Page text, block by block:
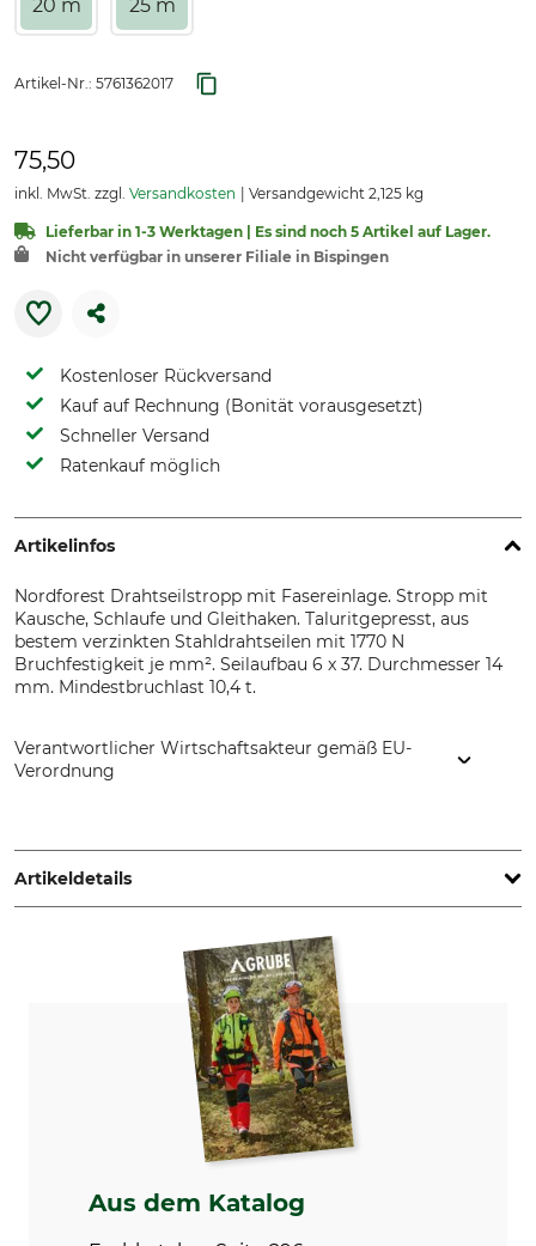
20 m 25 m
Artikel-Nr.: 5761362017
75,50
inkl. MwSt. zzgl. Versandkosten Versandgewicht 2,125 kg
Lieferbar in 1-3 Werktagen | Es sind noch 5 Artikel auf Lager.
Nicht verfügbar in unserer Filiale in Bispingen
Kostenloser Rückversand
Kauf auf Rechnung (Bonität vorausgesetzt)
Schneller Versand
Ratenkauf möglich
Artikelinfos
Nordforest Drahtseilstropp mit Fasereinlage. Stropp mit
Kausche, Schlaufe und Gleithaken. Taluritgepresst, aus
bestem verzinkten Stahldrahtseilen mit 1770 N
Bruchfestigkeit je mm². Seilaufbau 6 x 37. Durchmesser 14
mm. Mindestbruchlast 10,4 t.
Verantwortlicher Wirtschaftsakteur gemäß EU-
Verordnung
www.grube.de
Artikeldetails
Produkttyp
Drahtseilstropp
Modellbezeichnung
mit Kausche, Schlaufe und
Seilendverbindungen
Stropp mit Kausche, Schlaufe
und Gleithaken
Seildurchmesser
14 mm
1 m
Aus dem Katalog